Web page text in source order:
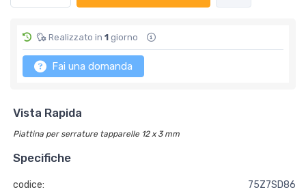
Realizzato in 1 giorno
Fai una domanda
Vista Rapida
Piattina per serrature tapparelle 12 x 3 mm
Specifiche
codice:
75Z7SD86